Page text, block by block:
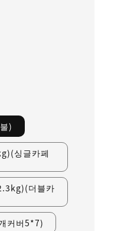
)
싱글카페
더블카
커버5*7)